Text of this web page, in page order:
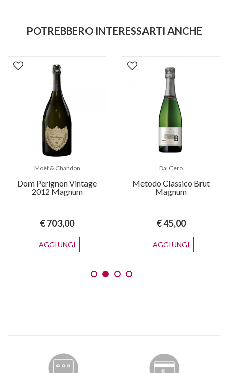
POTREBBERO INTERESSARTI ANCHE
Moët & Chandon
Dom Perignon Vintage
2012 Magnum
€ 703,00
AGGIUNGI
Dal Cero
Metodo Classico Brut
Magnum
€ 45,00
AGGIUNGI